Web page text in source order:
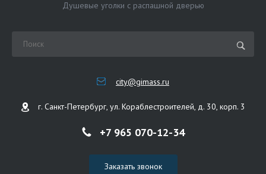
Душевые уголки с распашной дверью
city@gimass.ru
г. Санкт-Петербург, ул. Кораблестроителей, д. 30, корп. 3
+7 965 070-12-34
Заказать звонок